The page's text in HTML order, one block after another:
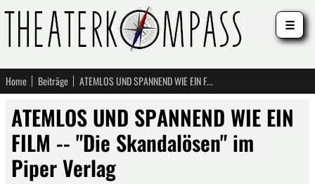
Home Beiträge ATEMLOS UND SPANNEND WIE EIN FILM -- "Die Skandalösen" im Piper Verlag
ATEMLOS UND SPANNEND WIE EIN
FILM -- "Die Skandalösen" im
Piper Verlag
☰